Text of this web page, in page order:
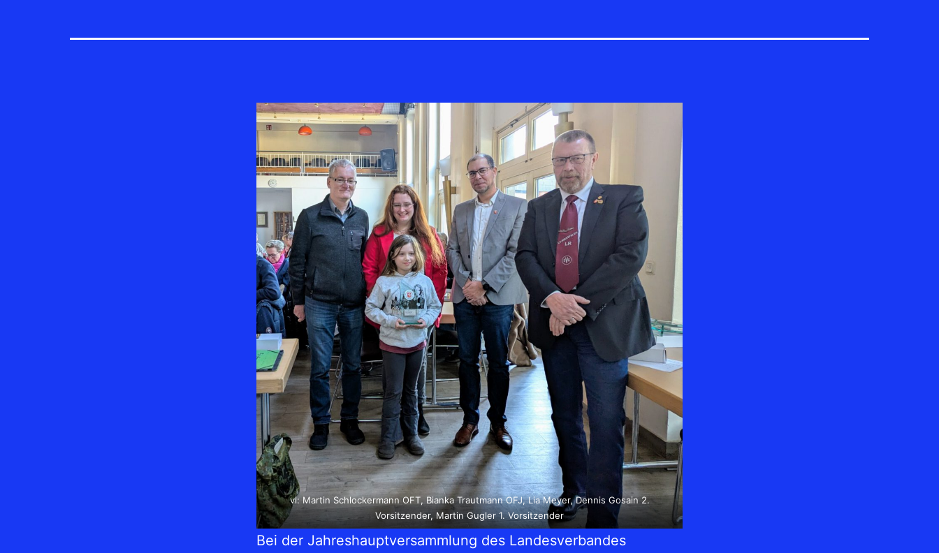
vl: Martin Schlockermann OFT, Bianka Trautmann OFJ, Lia Meyer, Dennis Gosain 2.
Vorsitzender, Martin Gugler 1. Vorsitzender
Bei der Jahreshauptversammlung des Landesverbandes